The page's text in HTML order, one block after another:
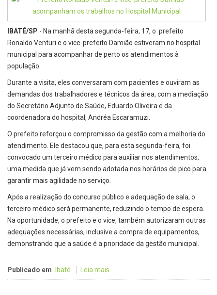
IBATÉ/SP - Na manhã desta segunda-feira, 17, o prefeito
Ronaldo Venturi e o vice-prefeito Damião estiveram no hospital
municipal para acompanhar de perto os atendimentos à
população.
Durante a visita, eles conversaram com pacientes e ouviram as
demandas dos trabalhadores e técnicos da área, com a mediação
do Secretário Adjunto de Saúde, Eduardo Oliveira e da
coordenadora do hospital, Andréa Escaramuzi.
O prefeito reforçou o compromisso da gestão com a melhoria do
atendimento. Ele destacou que, para esta segunda-feira, foi
convocado um terceiro médico para auxiliar nos atendimentos,
uma medida que já vem sendo adotada nos horários de pico para
garantir mais agilidade no serviço.
Após a realização do concurso público e adequação de sala, o
terceiro médico será permanente, reduzindo o tempo de espera.
Na oportunidade, o prefeito e o vice, também autorizaram outras
adequações necessárias, inclusive a compra de equipamentos,
demonstrando que a saúde é a prioridade da gestão municipal.
Publicado em Ibaté Leia mais ...